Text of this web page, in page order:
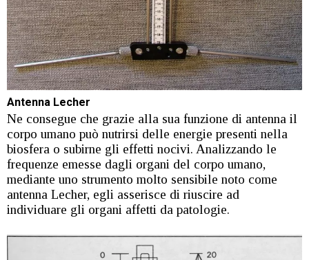
Antenna Lecher
Ne consegue che grazie alla sua funzione di antenna il
corpo umano può nutrirsi delle energie presenti nella
biosfera o subirne gli effetti nocivi. Analizzando le
frequenze emesse dagli organi del corpo umano,
mediante uno strumento molto sensibile noto come
antenna Lecher, egli asserisce di riuscire ad
individuare gli organi affetti da patologie.